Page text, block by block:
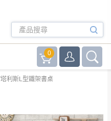
0
塔利斯L型鐵架書桌